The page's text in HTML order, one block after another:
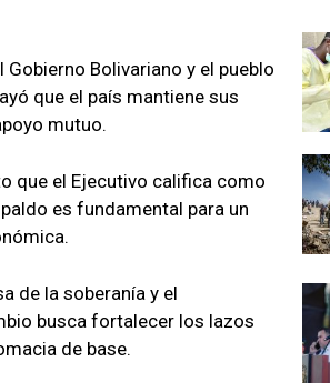
Bolivariano y el pueblo
que el país mantiene sus
mutuo.
que el Ejecutivo califica como
es fundamental para un
de la soberanía y el
busca fortalecer los lazos
de base.